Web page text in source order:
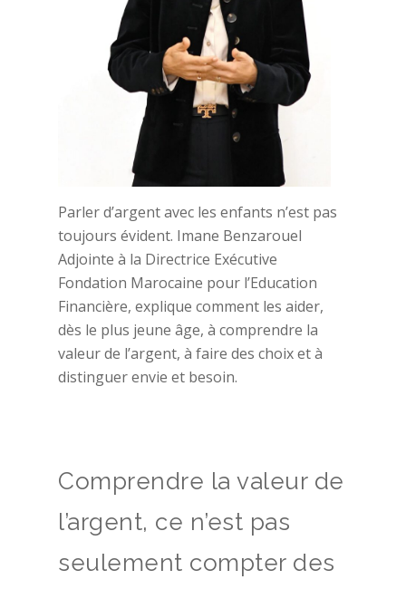
Parler d’argent avec les enfants n’est pas
toujours évident. Imane Benzarouel
Adjointe à la Directrice Exécutive
Fondation Marocaine pour l’Education
Financière, explique comment les aider,
dès le plus jeune âge, à comprendre la
valeur de l’argent, à faire des choix et à
distinguer envie et besoin.
Comprendre la valeur de
l’argent, ce n’est pas
seulement compter des